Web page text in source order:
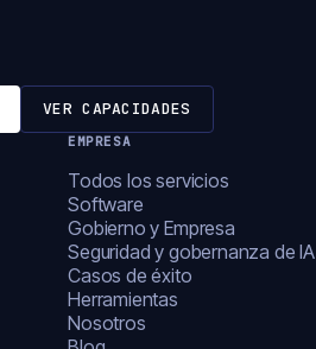
VER CAPACIDADES
EMPRESA
Todos los servicios
Software
Gobierno y Empresa
Seguridad y gobernanza de IA
Casos de éxito
Herramientas
Nosotros